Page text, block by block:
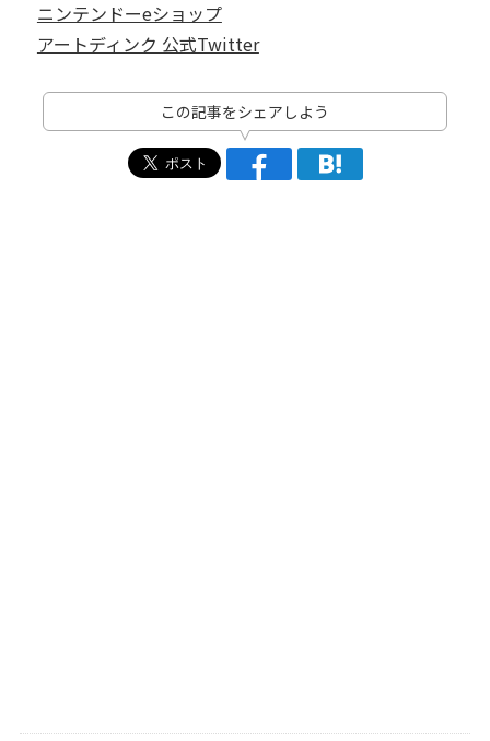
ニンテンドーeショップ
アートディンク 公式Twitter
この記事をシェアしよう